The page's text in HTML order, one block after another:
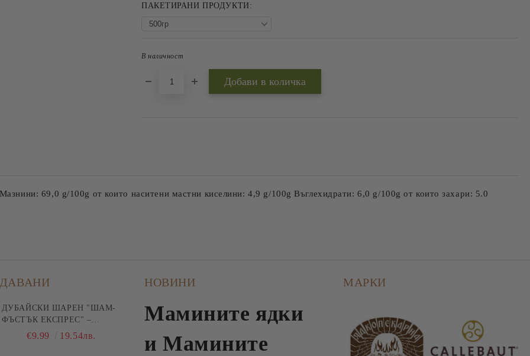
ПАКЕТИРАНИ ПРОДУКТИ:
В наличност
69,0 g/100g от които наситени мастни киселини: 4,9 g/100g Въглехидрати: 6,0 g/100g от които захари: 5.0
ДУБАЙСКИ ШАРЕН "ШАМ-
ФЪСТЪК ЕКСПРЕС" –
ЗАЩОТО Е БЪРЗА ПИСТА
€9.99 19.54лв.
НОВИНИ
Мамините ядки
и Мамините
МАРКИ